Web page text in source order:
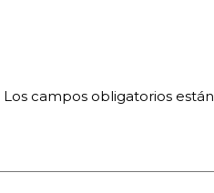
Los campos obligatorios están